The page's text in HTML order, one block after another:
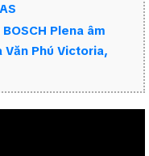
Plena âm
Văn Phú Victoria,